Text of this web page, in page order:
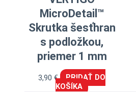
MicroDetail™
Skrutka šesťhran
s podložkou,
priemer 1 mm
3,90€
PRIDAŤ DO
KOŠÍKA